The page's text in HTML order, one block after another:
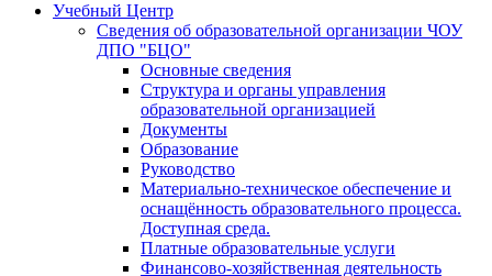
Учебный Центр
Сведения об образовательной организации ЧОУ
ДПО "БЦО"
Основные сведения
Структура и органы управления
образовательной организацией
Документы
Образование
Руководство
Материально-техническое обеспечение и
оснащённость образовательного процесса.
Доступная среда.
Платные образовательные услуги
Финансово-хозяйственная деятельность